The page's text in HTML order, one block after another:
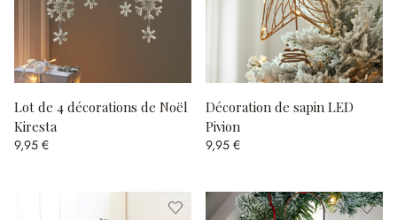
Lot de 4 décorations de Noël
Kiresta
9,95 €
Décoration de sapin LED
Pivion
9,95 €